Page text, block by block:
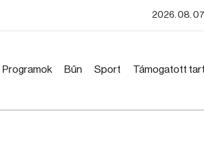
2026. 08.
Programok Bűn Sport Támogatott